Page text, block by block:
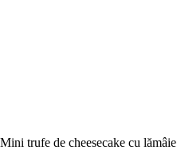
Mini trufe de cheesecake cu lămâie